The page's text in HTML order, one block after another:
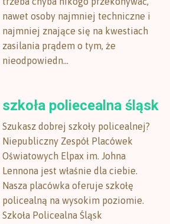
nawet osoby najmniej techniczne i
najmniej znające się na kwestiach
zasilania prądem o tym, że
nieodpowiedn...
szkoła poliecealna śląsk
Szukasz dobrej szkoły policealnej?
Niepubliczny Zespół Placówek
Oświatowych Elpax im. Johna
Lennona jest właśnie dla ciebie.
Nasza placówka oferuje szkołę
policealną na wysokim poziomie.
Szkoła Policealna Śląsk